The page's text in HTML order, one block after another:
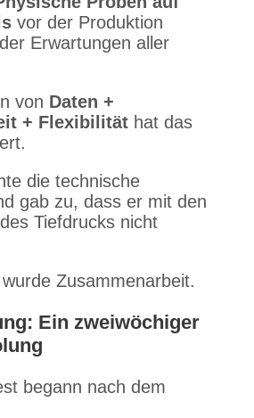
vor der Produktion
Erwartungen aller
von Daten +
+ Flexibilität hat das
die technische
gab zu, dass er mit den
Tiefdrucks nicht
Zusammenarbeit.
Ein zweiwöchiger
begann nach dem